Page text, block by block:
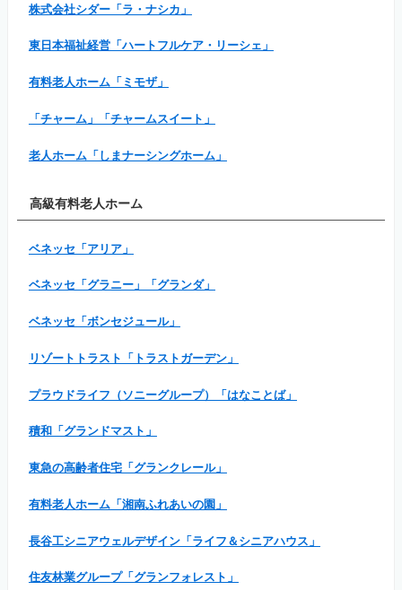
株式会社シダー「ラ・ナシカ」
東日本福祉経営「ハートフルケア・リーシェ」
有料老人ホーム「ミモザ」
「チャーム」「チャームスイート」
老人ホーム「しまナーシングホーム」
高級有料老人ホーム
ベネッセ「アリア」
ベネッセ「グラニー」「グランダ」
ベネッセ「ボンセジュール」
リゾートトラスト「トラストガーデン」
プラウドライフ（ソニーグループ）「はなことば」
積和「グランドマスト」
東急の高齢者住宅「グランクレール」
有料老人ホーム「湘南ふれあいの園」
長谷工シニアウェルデザイン「ライフ＆シニアハウス」
住友林業グループ「グランフォレスト」